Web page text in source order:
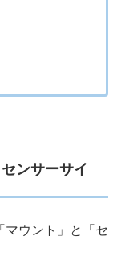
ンサーサイ
マウント」と「セ